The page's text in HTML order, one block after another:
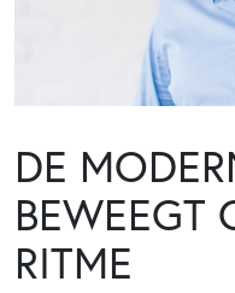
DE
BEWEEGT
RITME